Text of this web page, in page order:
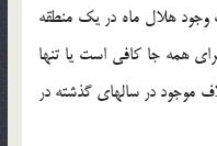
وجود هلال ماه در يك منطقه
همه جا كافي است يا تنها
موجود در سالهاي گذشته در